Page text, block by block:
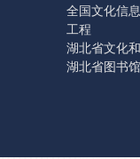
全国文化信
工程
湖北省文化
湖北省图书馆